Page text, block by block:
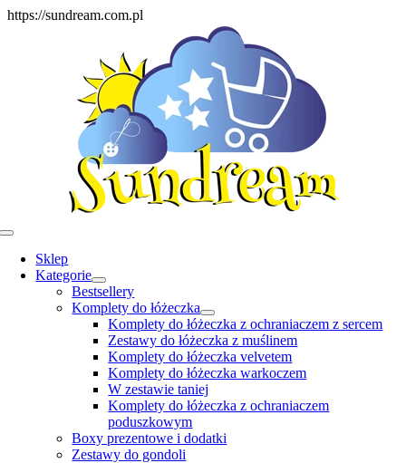
https://sundream.com.pl
content
Toggle
Navigation
Sklep
Kategorie
Bestsellery
Komplety do łóżeczka
Komplety do łóżeczka z ochraniaczem z sercem
Zestawy do łóżeczka z muślinem
Komplety do łóżeczka velvetem
Komplety do łóżeczka warkoczem
W zestawie taniej
Komplety do łóżeczka z ochraniaczem
poduszkowym
Boxy prezentowe i dodatki
Zestawy do gondoli